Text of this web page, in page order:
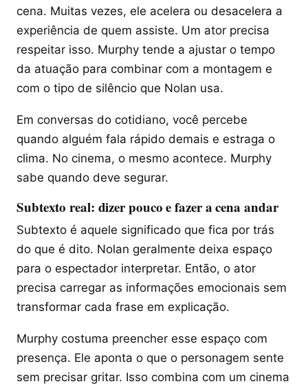
cena. Muitas vezes, ele acelera ou desacelera a
experiência de quem assiste. Um ator precisa
respeitar isso. Murphy tende a ajustar o tempo
da atuação para combinar com a montagem e
com o tipo de silêncio que Nolan usa.
Em conversas do cotidiano, você percebe
quando alguém fala rápido demais e estraga o
clima. No cinema, o mesmo acontece. Murphy
sabe quando deve segurar.
Subtexto real: dizer pouco e fazer a cena andar
Subtexto é aquele significado que fica por trás
do que é dito. Nolan geralmente deixa espaço
para o espectador interpretar. Então, o ator
precisa carregar as informações emocionais sem
transformar cada frase em explicação.
Murphy costuma preencher esse espaço com
presença. Ele aponta o que o personagem sente
sem precisar gritar. Isso combina com um cinema